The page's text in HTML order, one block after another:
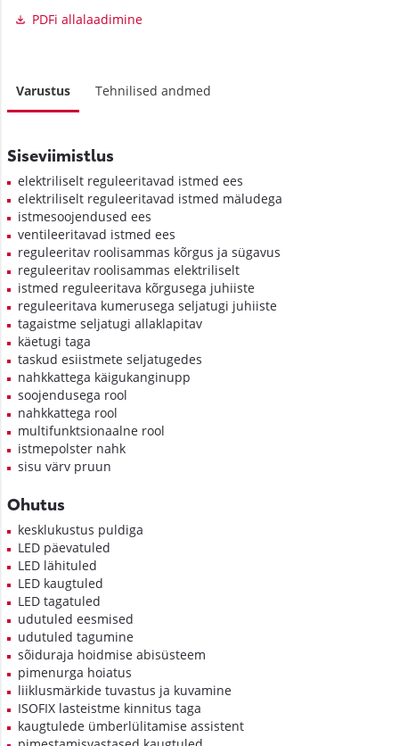
PDFi allalaadimine
Varustus Tehnilised andmed
Siseviimistlus
elektriliselt reguleeritavad istmed ees
elektriliselt reguleeritavad istmed mäludega
istmesoojendused ees
ventileeritavad istmed ees
reguleeritav roolisammas kõrgus ja sügavus
reguleeritav roolisammas elektriliselt
istmed reguleeritava kõrgusega juhiiste
reguleeritava kumerusega seljatugi juhiiste
tagaistme seljatugi allaklapitav
käetugi taga
taskud esiistmete seljatugedes
nahkkattega käigukanginupp
soojendusega rool
nahkkattega rool
multifunktsionaalne rool
istmepolster nahk
sisu värv pruun
Ohutus
kesklukustus puldiga
LED päevatuled
LED lähituled
LED kaugtuled
LED tagatuled
udutuled eesmised
udutuled tagumine
sõiduraja hoidmise abisüsteem
pimenurga hoiatus
liiklusmärkide tuvastus ja kuvamine
ISOFIX lasteistme kinnitus taga
kaugtulede ümberlülitamise assistent